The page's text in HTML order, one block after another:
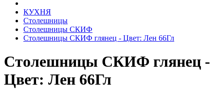
КУХНЯ
Столешницы
Столешницы СКИФ
Столешницы СКИФ глянец - Цвет: Лен 66Гл
Столешницы СКИФ глянец -
Цвет: Лен 66Гл